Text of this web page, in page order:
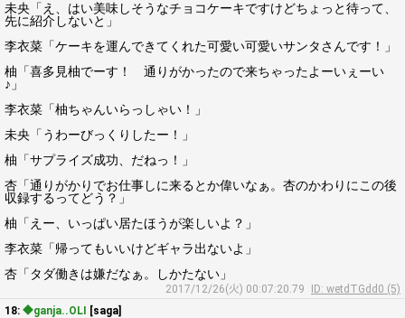
未央「え、はい美味しそうなチョコケーキですけどちょっと待って、
先に紹介しないと」
李衣菜「ケーキを運んできてくれた可愛い可愛いサンタさんです！」
柚「喜多見柚でーす！ 通りがかったので来ちゃったよーいぇーい
♪」
李衣菜「柚ちゃんいらっしゃい！」
未央「うわーびっくりしたー！」
柚「サプライズ成功、だねっ！」
杏「通りがかりでお仕事しに来るとか偉いなぁ。杏のかわりにこの後
収録するってどう？」
柚「えー、いっぱい居たほうが楽しいよ？」
李衣菜「帰ってもいいけどギャラ出ないよ」
杏「タダ働きは嫌だなぁ。しかたない」
2017/12/26(火) 00:07:20.79
ID: wetdTGdd0 (5)
18: ◆ganja..OLI [saga]